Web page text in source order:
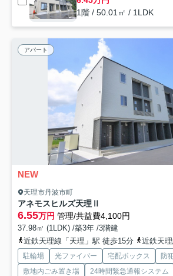
1階 / 50.01㎡ / 1LDK
アパート
NEW
天理市丹波市町
アネモスヒルズ天理Ⅱ
6.55万円 管理/共益費4,100円
37.98㎡ (1LDK) /築3年 /3階建
近鉄天理線「天理」駅 徒歩15分
近鉄天理
駐輪場 光ファイバー 宅配ボックス
防
敷地内ごみ置き場
24時間緊急通報システム